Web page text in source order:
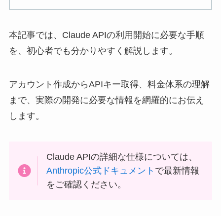
本記事では、Claude APIの利用開始に必要な手順
を、初心者でも分かりやすく解説します。
アカウント作成からAPIキー取得、料金体系の理解
まで、実際の開発に必要な情報を網羅的にお伝え
します。
Claude APIの詳細な仕様については、
Anthropic公式ドキュメント で最新情報
をご確認ください。